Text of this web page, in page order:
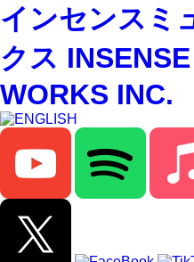
インセンスミ
クス
WORKS INC.